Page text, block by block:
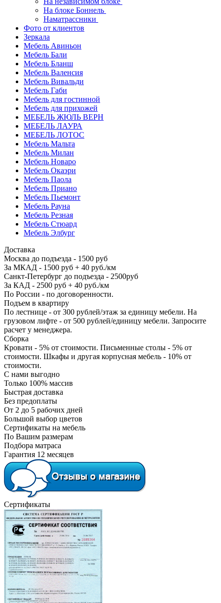
На блоке Боннель
Наматрассники
Фото от клиентов
Зеркала
Мебель Авиньон
Мебель Бали
Мебель Бланш
Мебель Валенсия
Мебель Вивальди
Мебель Габи
Мебель для гостинной
Мебель для прихожей
МЕБЕЛЬ ЖЮЛЬ ВЕРН
МЕБЕЛЬ ЛАУРА
МЕБЕЛЬ ЛОТОС
Мебель Мальта
Мебель Милан
Мебель Новаро
Мебель Окаэри
Мебель Паола
Мебель Приано
Мебель Пьемонт
Мебель Рауна
Мебель Резная
Мебель Стюард
Мебель Элбург
Доставка
Москва до подъезда - 1500 руб
За МКАД - 1500 руб + 40 руб./км
Санкт-Петербург до подъезда - 2500руб
За КАД - 2500 руб + 40 руб./км
По России - по договоренности.
Подъем в квартиру
По лестнице - от 300 рублей/этаж за единицу мебели. На
грузовом лифте - от 500 рублей/единицу мебели. Запросите
расчет у менеджера.
Сборка
Кровати - 5% от стоимости. Письменные столы - 5% от
стоимости. Шкафы и другая корпусная мебель - 10% от
стоимости.
С нами выгодно
Только 100% массив
Быстрая доставка
Без предоплаты
От 2 до 5 рабочих дней
Большой выбор цветов
Сертификаты на мебель
По Вашим размерам
Подбора матраса
Гарантия 12 месяцев
Сертификаты